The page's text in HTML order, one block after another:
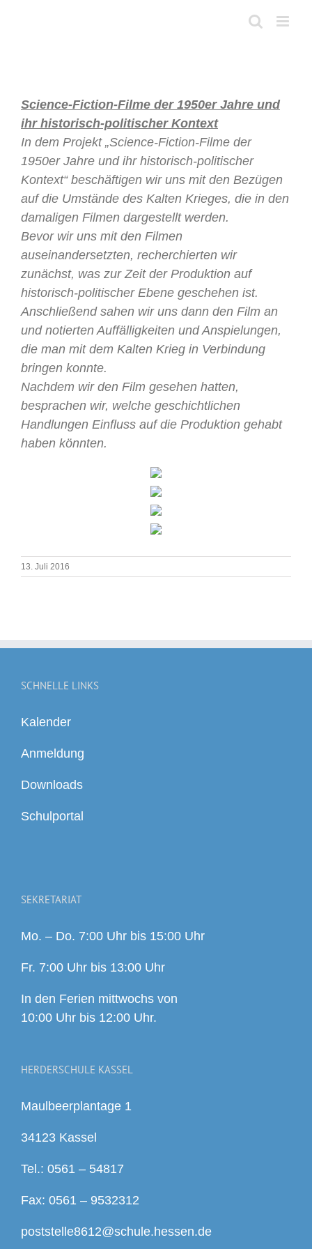
Science-Fiction-Filme der 1950er Jahre und
ihr historisch-politischer Kontext
In dem Projekt „Science-Fiction-Filme der
1950er Jahre und ihr historisch-politischer
Kontext“ beschäftigen wir uns mit den Bezügen
auf die Umstände des Kalten Krieges, die in den
damaligen Filmen dargestellt werden.
Bevor wir uns mit den Filmen
auseinandersetzten, recherchierten wir
zunächst, was zur Zeit der Produktion auf
historisch-politischer Ebene geschehen ist.
Anschließend sahen wir uns dann den Film an
und notierten Auffälligkeiten und Anspielungen,
die man mit dem Kalten Krieg in Verbindung
bringen konnte.
Nachdem wir den Film gesehen hatten,
besprachen wir, welche geschichtlichen
Handlungen Einfluss auf die Produktion gehabt
haben könnten.
13. Juli 2016
SCHNELLE LINKS
Kalender
Anmeldung
Downloads
Schulportal
SEKRETARIAT
Mo. – Do. 7:00 Uhr bis 15:00 Uhr
Fr. 7:00 Uhr bis 13:00 Uhr
In den Ferien mittwochs von
10:00 Uhr bis 12:00 Uhr.
HERDERSCHULE KASSEL
Maulbeerplantage 1
34123 Kassel
Tel.: 0561 – 54817
Fax: 0561 – 9532312
poststelle8612@schule.hessen.de